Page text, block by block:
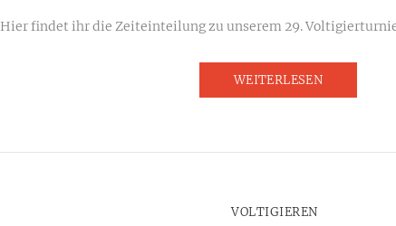
Hier findet ihr die Zeiteinteilung zu unserem 29.
WEITERLESEN
VOLTIGIEREN